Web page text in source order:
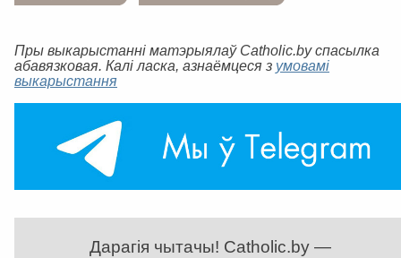
Пры выкарыстанні матэрыялаў Catholic.by спасылка
абавязковая. Калі ласка, азнаёмцеся з умовамі
выкарыстання
Дарагія чытачы! Catholic.by —